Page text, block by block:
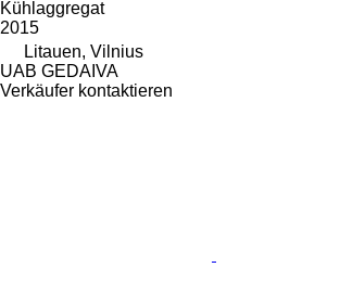
Kühlaggregat
2015
Litauen, Vilnius
UAB GEDAIVA
Verkäufer kontaktieren